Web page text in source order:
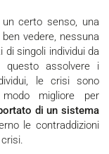
certo senso, una
ben vedere, nessuna
singoli individui da
questo assolvere i
le crisi sono
migliore per
di un sistema
le contraddizioni